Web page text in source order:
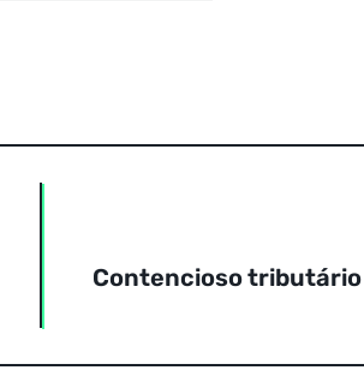
Contencioso tributário